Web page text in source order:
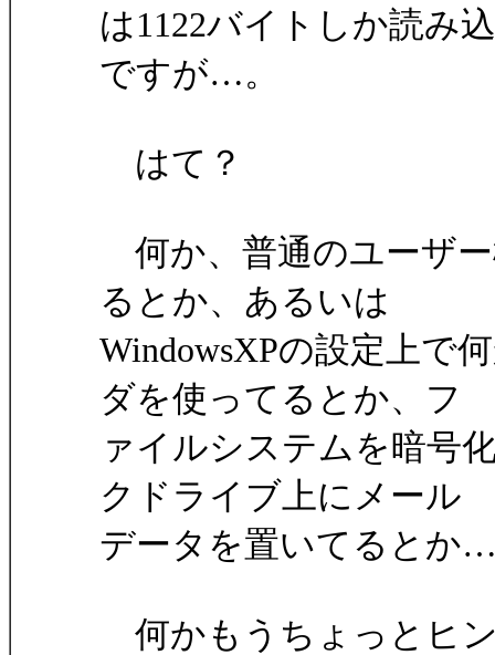
は1122バイトしか読み
ですが…。
はて？
何か、普通のユーザ
るとか、あるいは
WindowsXPの設定上で
ダを使ってるとか、フ
ァイルシステムを暗号
クドライブ上にメール
データを置いてるとか
何かもうちょっとヒ